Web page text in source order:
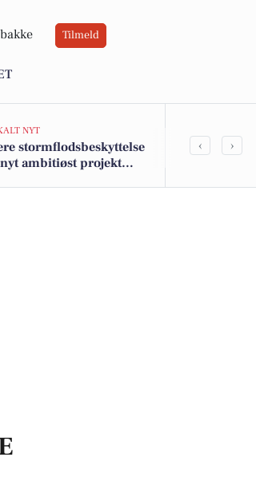
Tilmeld
NYT
stormflodsbeskyttelse
ambitiøst projekt
Top 6 over
‹ ›